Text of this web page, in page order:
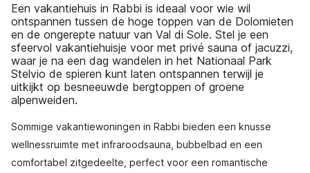
Een vakantiehuis in Rabbi is ideaal voor wie wil
ontspannen tussen de hoge toppen van de Dolomieten
en de ongerepte natuur van Val di Sole. Stel je een
sfeervol vakantiehuisje voor met privé sauna of jacuzzi,
waar je na een dag wandelen in het Nationaal Park
Stelvio de spieren kunt laten ontspannen terwijl je
uitkijkt op besneeuwde bergtoppen of groene
alpenweiden.
Sommige vakantiewoningen in Rabbi bieden een knusse
wellnessruimte met infraroodsauna, bubbelbad en een
comfortabel zitgedeelte, perfect voor een romantische